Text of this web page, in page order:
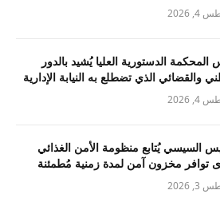
2026
المحكمة الدستورية العليا يُشيد بالدور
والقضائي الذي تضطلع به النيابة الإدارية
2026
السيسي يُتابع منظومة الأمن الغذائي
توافر مخزون آمن لمدة زمنية مُطمئنة
2026